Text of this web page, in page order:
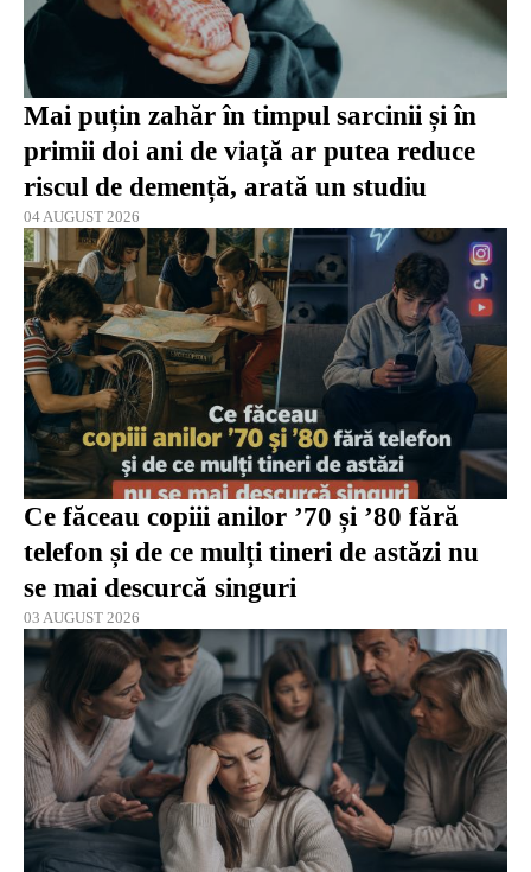
Mai puțin zahăr în timpul sarcinii și în
primii doi ani de viață ar putea reduce
riscul de demență, arată un studiu
04 AUGUST 2026
Ce făceau copiii anilor ’70 și ’80 fără
telefon și de ce mulți tineri de astăzi nu
se mai descurcă singuri
03 AUGUST 2026